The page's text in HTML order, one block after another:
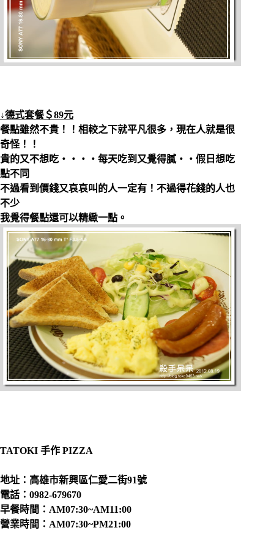
↓德式套餐＄89元
餐點雖然不貴！！相較之下就平凡很多，現在人就是很
奇怪！！
貴的又不想吃‧‧‧‧每天吃到又覺得膩‧‧假日想吃
點不同
不過看到價錢又哀哀叫的人一定有！不過得花錢的人也
不少
我覺得餐點還可以精緻一點。
TATOKI 手作 PIZZA
地址：高雄市新興區仁愛二街91號
電話：0982-679670
早餐時間：AM07:30~AM11:00
營業時間：AM07:30~PM21:00